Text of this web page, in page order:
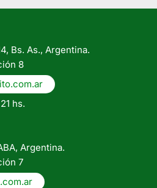
Bs. As., Argentina.
8
hs.
Argentina.
7